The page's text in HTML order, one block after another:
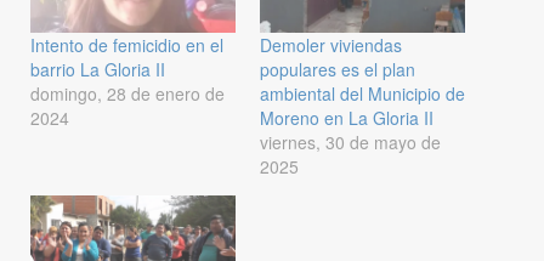
Intento de femicidio en el
barrio La Gloria II
domingo, 28 de enero de
2024
Demoler viviendas
populares es el plan
ambiental del Municipio de
Moreno en La Gloria II
viernes, 30 de mayo de
2025